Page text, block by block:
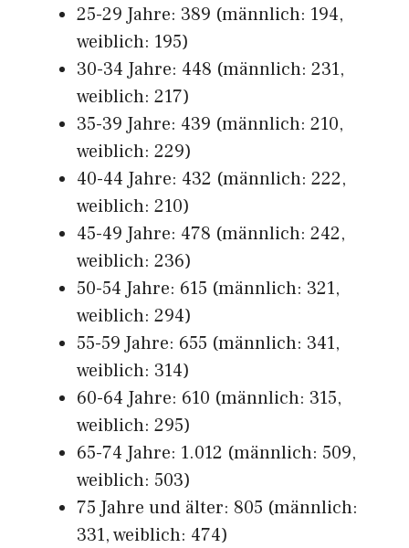
25-29 Jahre: 389 (männlich: 194,
weiblich: 195)
30-34 Jahre: 448 (männlich: 231,
weiblich: 217)
35-39 Jahre: 439 (männlich: 210,
weiblich: 229)
40-44 Jahre: 432 (männlich: 222,
weiblich: 210)
45-49 Jahre: 478 (männlich: 242,
weiblich: 236)
50-54 Jahre: 615 (männlich: 321,
weiblich: 294)
55-59 Jahre: 655 (männlich: 341,
weiblich: 314)
60-64 Jahre: 610 (männlich: 315,
weiblich: 295)
65-74 Jahre: 1.012 (männlich: 509,
weiblich: 503)
75 Jahre und älter: 805 (männlich:
331, weiblich: 474)